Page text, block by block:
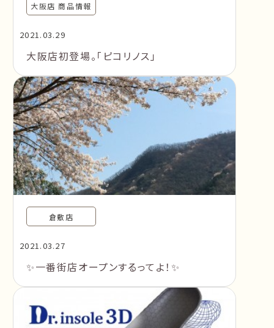
大阪店 商品情報
2021.03.29
大阪店初登場。「ピコリノス」
倉敷店
2021.03.27
✨一番街店オープンするってよ！✨